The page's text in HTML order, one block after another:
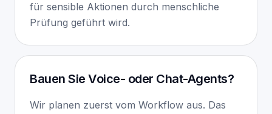
für sensible Aktionen durch menschliche
Prüfung geführt wird.
Bauen Sie Voice- oder Chat-Agents?
Wir planen zuerst vom Workflow aus. Das